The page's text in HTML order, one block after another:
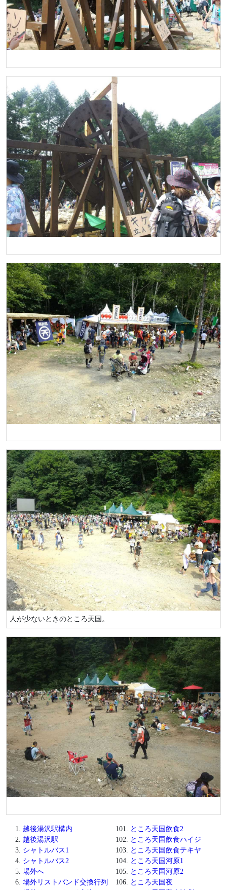
人が少ないときのところ天国。
越後湯沢駅構内
越後湯沢駅
シャトルバス1
シャトルバス2
場外へ
場外リストバンド交換行列
ところ天国飲食2
ところ天国飲食ハイジ
ところ天国飲食テキヤ
ところ天国河原1
ところ天国河原2
ところ天国夜